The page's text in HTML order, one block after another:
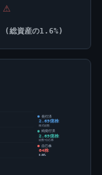
⚠
(総資産の1.6%)
発行済
2.65億株
株式総数
純発行済
2.65億株
総数-自己株
自己株
64株
0.00%